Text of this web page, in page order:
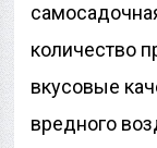
количество
вкусовые
вредного